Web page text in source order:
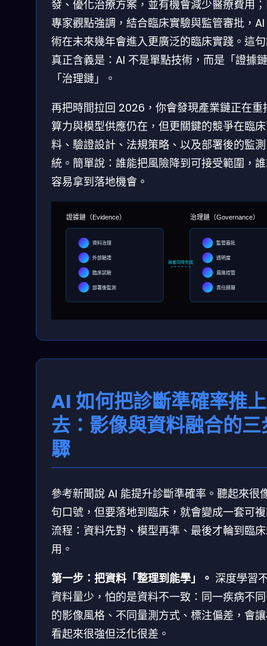
發、優化治療方案，並有機會減少醫療費用
專家觀點強調，結合臨床實驗與監管審批，
術在未來幾年會進入更廣泛的臨床實踐。這
真正含義是：AI 不是單點技術，而是「證據
「治理鏈」。
再把時間拉回 2026，你會發現產業鏈正在重
算力與模型供應仍在，但更關鍵的競爭在臨
料、驗證設計、法規策略、以及部署後的監
統。簡單說：誰能把風險降到可接受範圍，
容易拿到落地機會。
證據鏈（Evidence） 治理鏈（Governance）
資料治理
外部驗證
臨床試驗
部署後監測
監管審批
透明度
風險控管
責任歸屬
兩者同時完成
AI 如何把診斷準確率推上
去：影像與資料融合的三
驟
參考新聞說 AI 能提升診斷準確率。聽起來很
句口號，但要落地到臨床，就會變成一套可
流程：資料先對、模型再準、最後才輪到臨
用。
第一步：把資料「整理到能學」。 深度學習
資料量少，怕的是資料不一致：同一疾病不
的影像風格、不同量測方式、標注偏差，會
看起來很強但泛化很差。